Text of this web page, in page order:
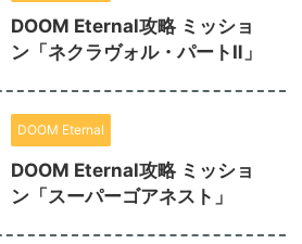
DOOM Eternal攻略 ミッショ
ン「ネクラヴォル・パートⅡ」
DOOM Eternal
DOOM Eternal攻略 ミッショ
ン「スーパーゴアネスト」